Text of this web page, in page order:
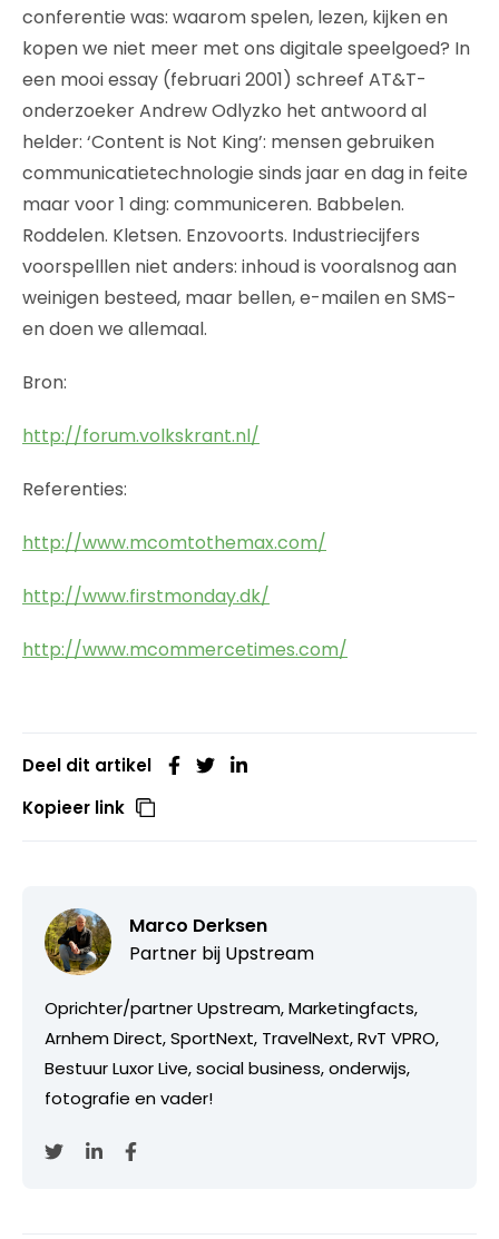
conferentie was: waarom spelen, lezen, kijken en
kopen we niet meer met ons digitale speelgoed? In
een mooi essay (februari 2001) schreef AT&T-
onderzoeker Andrew Odlyzko het antwoord al
helder: ‘Content is Not King’: mensen gebruiken
communicatietechnologie sinds jaar en dag in feite
maar voor 1 ding: communiceren. Babbelen.
Roddelen. Kletsen. Enzovoorts. Industriecijfers
voorspelllen niet anders: inhoud is vooralsnog aan
weinigen besteed, maar bellen, e-mailen en SMS-
en doen we allemaal.
Bron:
http://forum.volkskrant.nl/
Referenties:
http://www.mcomtothemax.com/
http://www.firstmonday.dk/
http://www.mcommercetimes.com/
Deel dit artikel
Kopieer link
Marco Derksen
Partner bij Upstream
Oprichter/partner Upstream, Marketingfacts,
Arnhem Direct, SportNext, TravelNext, RvT VPRO,
Bestuur Luxor Live, social business, onderwijs,
fotografie en vader!